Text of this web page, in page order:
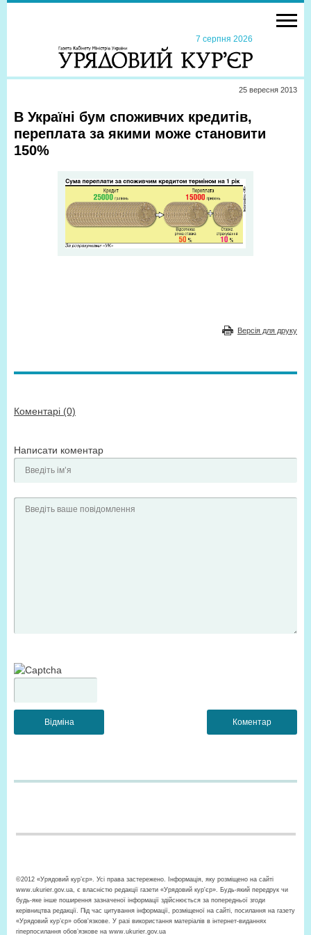
7 серпня 2026
25 вересня 2013
В Україні бум споживчих кредитів,
переплата за якими може становити
150%
Версія для друку
Коментарі (0)
Написати коментар
©2012 «Урядовий кур’єр». Усі права застережено. Інформація, яку розміщено на сайті
www.ukurier.gov.ua, є власністю редакції газети «Урядовий кур'єр». Будь-який передрук чи
будь-яке інше поширення зазначеної інформації здійснюється за попередньої згоди
керівництва редакції. Під час цитування інформації, розміщеної на сайті, посилання на газету
«Урядовий кур’єр» обов'язкове. У разі використання матеріалів в інтернет-виданнях
гіперпосилання обов’язкове на www.ukurier.gov.ua